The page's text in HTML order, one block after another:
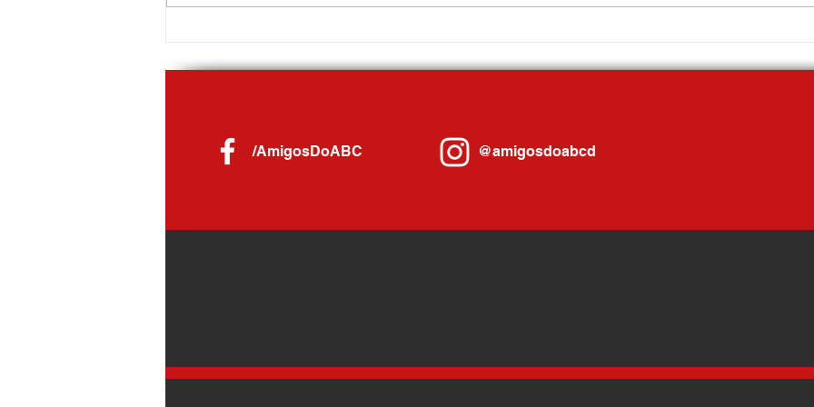
de Costura Criativa
da Dívida Ativa
/AmigosDoABC @amigosdoabcd